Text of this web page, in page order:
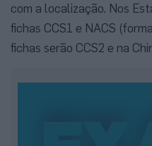
com a localização. Nos
fichas CCS1 e NACS
fichas serão CCS2 e na